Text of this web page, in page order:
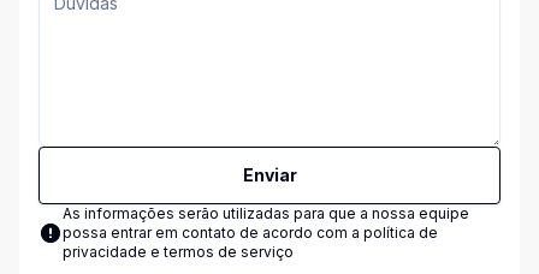
Enviar
As informações serão utilizadas para que a nossa equipe
possa entrar em contato de acordo com a política de
privacidade e termos de serviço